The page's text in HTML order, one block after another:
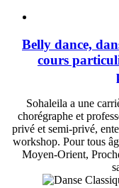
Belly dance,
cours
Sohaleila a une
chorégraphe et
privé et semi-privé,
workshop. Pour tous
Moyen-Orient,